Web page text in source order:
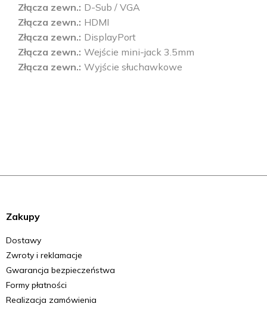
Złącza zewn. D-Sub / VGA
Złącza zewn. HDMI
Złącza zewn. DisplayPort
Złącza zewn. Wejście mini-jack 3.5mm
Złącza zewn. Wyjście słuchawkowe
Zakupy
Dostawy
Zwroty i reklamacje
Gwarancja bezpieczeństwa
Formy płatności
Realizacja zamówienia